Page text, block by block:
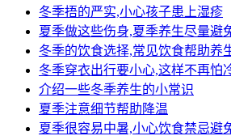
冬季捂的严实,小心孩子患上湿疹
夏季做这些伤身,夏季养生尽量避
冬季的饮食选择,常见饮食帮助养
冬季穿衣出行要小心,这样不再怕
介绍一些冬季养生的小常识
夏季注意细节帮助降温
夏季很容易中暑,小心饮食禁忌避